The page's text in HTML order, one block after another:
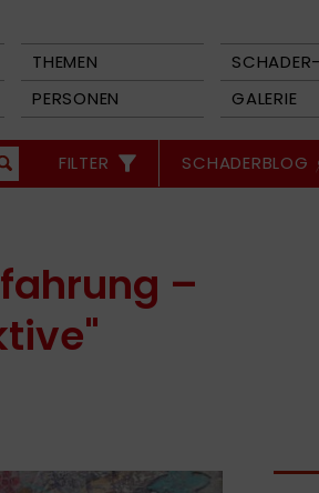
THEMEN
PERSONEN GALERIE
FILTER SCHADERBLOG
–